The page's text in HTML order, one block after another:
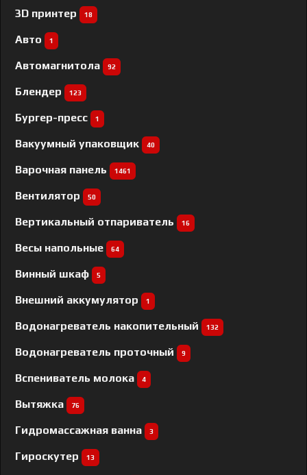
3D принтер 18
Авто 1
Автомагнитола 92
Блендер 123
Бургер-пресс 1
Вакуумный упаковщик 40
Варочная панель 1461
Вентилятор 50
Вертикальный отпариватель 16
Весы напольные 64
Винный шкаф 5
Внешний аккумулятор 1
Водонагреватель накопительный 132
Водонагреватель проточный 9
Вспениватель молока 4
Вытяжка 76
Гидромассажная ванна 3
Гироскутер 13